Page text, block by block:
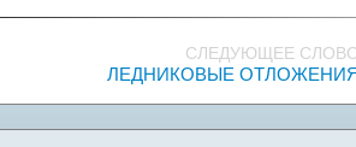
СЛЕДУЮЩЕЕ
ЛЕДНИКОВЫЕ